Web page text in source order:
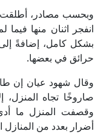
انفجر اثنان منها فيما
بشكل كامل، إضافةً
حرائق في بعضها.
وقال شهود عيان إن
صاروخًا تجاه المنزل،
وقصفت المنزل ما أدى
أضرار بعدد من المنازل